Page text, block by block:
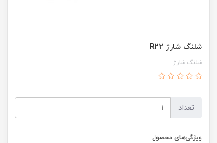
شلنگ شارژ R22
شلنگ شارژ
تعداد
ویژگی‌های محصول